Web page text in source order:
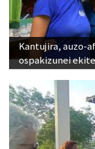
Kantujira, auzo-
ospakizunei